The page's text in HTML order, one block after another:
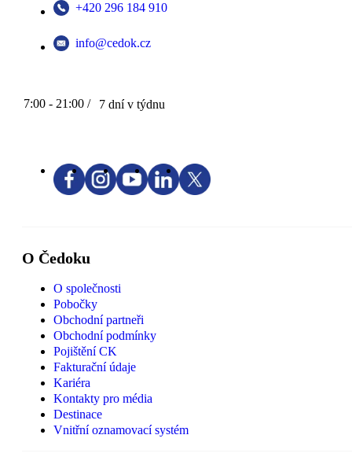
+420 296 184 910
info@cedok.cz
7:00 - 21:00 / 7 dní v týdnu
O Čedoku
O společnosti
Pobočky
Obchodní partneři
Obchodní podmínky
Pojištění CK
Fakturační údaje
Kariéra
Kontakty pro média
Destinace
Vnitřní oznamovací systém